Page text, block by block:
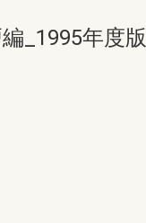
_1995年度版